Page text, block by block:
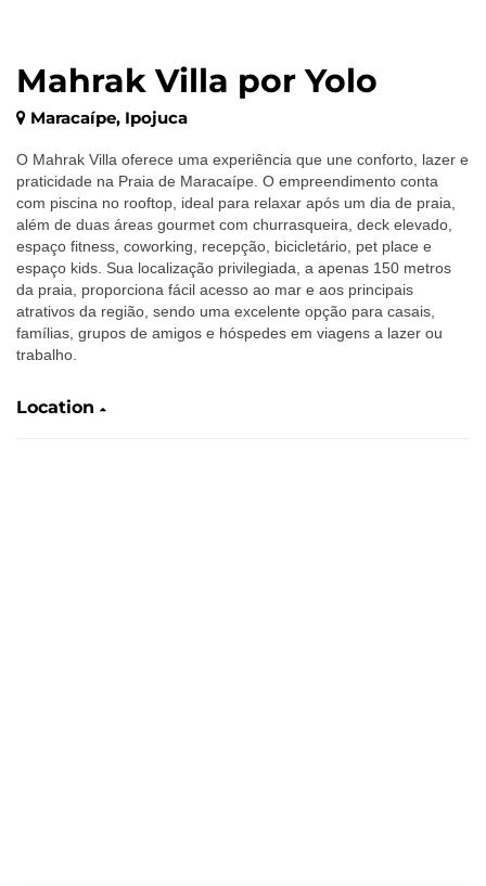
Mahrak Villa por Yolo
Maracaípe, Ipojuca
‎O Mahrak Villa oferece uma experiência que une conforto, lazer e
praticidade na Praia de Maracaípe. O empreendimento conta
com piscina no rooftop, ideal para relaxar após um dia de praia,
além de duas áreas gourmet com churrasqueira, deck elevado,
espaço fitness, coworking, recepção, bicicletário, pet place e
espaço kids. Sua localização privilegiada, a apenas 150 metros
da praia, proporciona fácil acesso ao mar e aos principais
atrativos da região, sendo uma excelente opção para casais,
famílias, grupos de amigos e hóspedes em viagens a lazer ou
trabalho.
Location